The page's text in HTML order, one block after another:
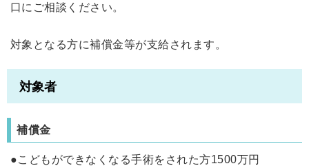
口にご相談ください。
対象となる方に補償金等が支給されます。
対象者
補償金
●こどもができなくなる手術をされた方1500万円